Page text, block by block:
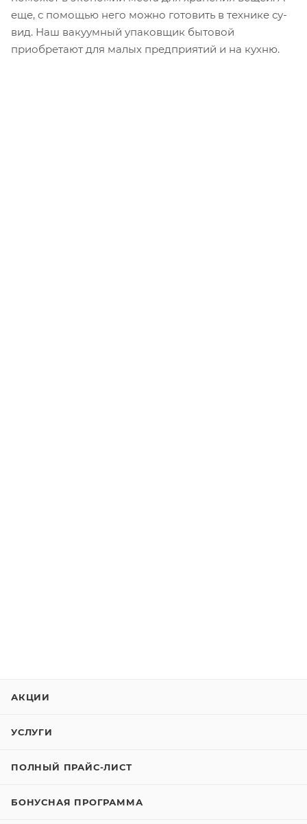
еще, с помощью него можно готовить в технике су-
вид. Наш вакуумный упаковщик бытовой
приобретают для малых предприятий и на кухню.
АКЦИИ
УСЛУГИ
ПОЛНЫЙ ПРАЙС-ЛИСТ
БОНУСНАЯ ПРОГРАММА